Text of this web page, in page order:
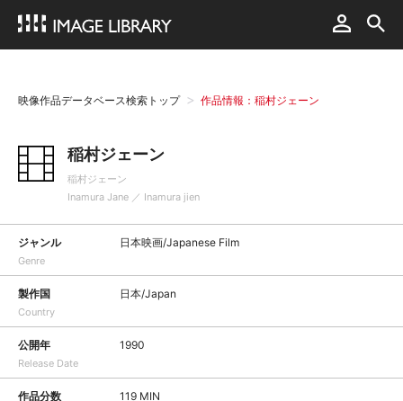
映像作品データベース検索トップ 作品情報：稲村ジェーン
稲村ジェーン
稲村ジェーン
Inamura Jane ／ Inamura jien
ジャンル
Genre
日本映画/Japanese Film
製作国
Country
日本/Japan
公開年
Release Date
1990
作品分数 119 MIN